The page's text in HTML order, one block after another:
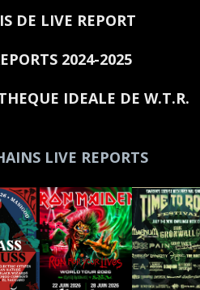
DE LIVE REPORT
2024-2025
IDEALE DE W.T.R.
LIVE REPORTS